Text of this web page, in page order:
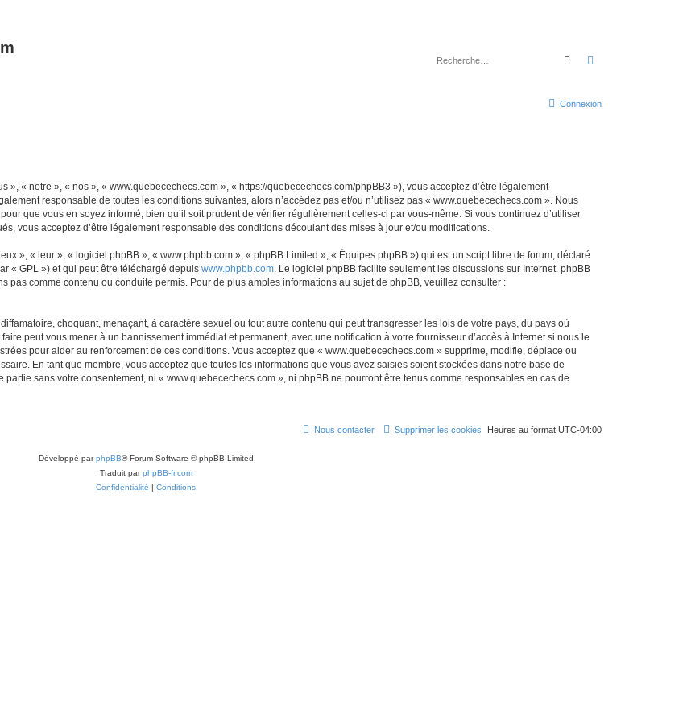
Rechercher
Connexion
« notre », « nos », « www.quebecechecs.com », « https://quebecechecs.com/phpBB3 »), vous acceptez d’être légalement
responsable de toutes les conditions suivantes, alors n’accédez pas et/ou n’utilisez pas « www.quebecechecs.com ». Nous
que vous en soyez informé, bien qu’il soit prudent de vérifier régulièrement celles-ci par vous-même. Si vous continuez d’utiliser
vous acceptez d’être légalement responsable des conditions découlant des mises à jour et/ou modifications.
», « leur », « logiciel phpBB », « www.phpbb.com », « phpBB Limited », « Équipes phpBB ») qui est un script libre de forum, déclaré
« GPL ») et qui peut être téléchargé depuis www.phpbb.com . Le logiciel phpBB facilite seulement les discussions sur Internet. phpBB
pas comme contenu ou conduite permis. Pour de plus amples informations au sujet de phpBB, veuillez consulter :
choquant, menaçant, à caractère sexuel ou tout autre contenu qui peut transgresser les lois de votre pays, du pays où
peut vous mener à un bannissement immédiat et permanent, avec une notification à votre fournisseur d’accès à Internet si nous le
pour aider au renforcement de ces conditions. Vous acceptez que « www.quebecechecs.com » supprime, modifie, déplace ou
En tant que membre, vous acceptez que toutes les informations que vous avez saisies soient stockées dans notre base de
sans votre consentement, ni « www.quebecechecs.com », ni phpBB ne pourront être tenus comme responsables en cas de
Heures au format UTC-04:00
Supprimer les cookies
Nous contacter
Développé parphpBB® Forum Software © phpBB Limited
Traduit parphpBB-fr.com
Confidentialité | Conditions